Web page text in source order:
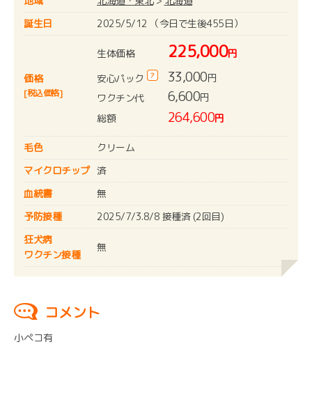
誕生日
2025/5/12 （今日で生後455日）
価格
[税込価格]
生体価格 225,000円
安心パック
? 33,000円
ワクチン代
6,600円
総額
264,600円
毛色
クリーム
マイクロチップ 済
血統書
無
予防接種
2025/7/3.8/8 接種済 (2回目)
狂犬病
ワクチン接種
無
コメント
小ペコ有